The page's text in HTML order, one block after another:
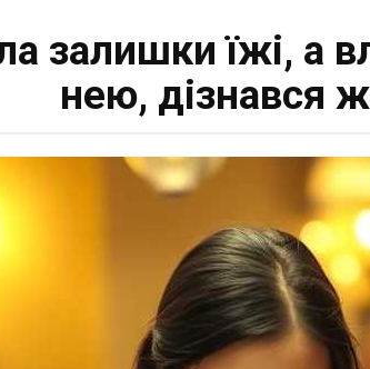
залишки їжі, а
нею, дізнався